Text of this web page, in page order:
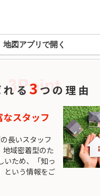
地図アプリで開く
る 3 つの理由
スタッフ
長いスタッフ
地域密着型のた
いため、「知っ
という情報をご